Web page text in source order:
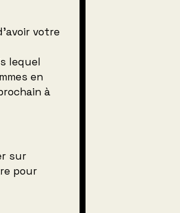
votre
lequel
en
à
sur
pour